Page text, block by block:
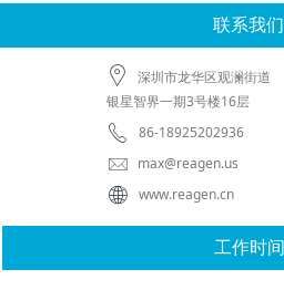
联系我们
深圳市龙华区观澜街道
银星智界一期3号楼16层
86-18925202936
max@reagen.us
www.reagen.cn
工作时间